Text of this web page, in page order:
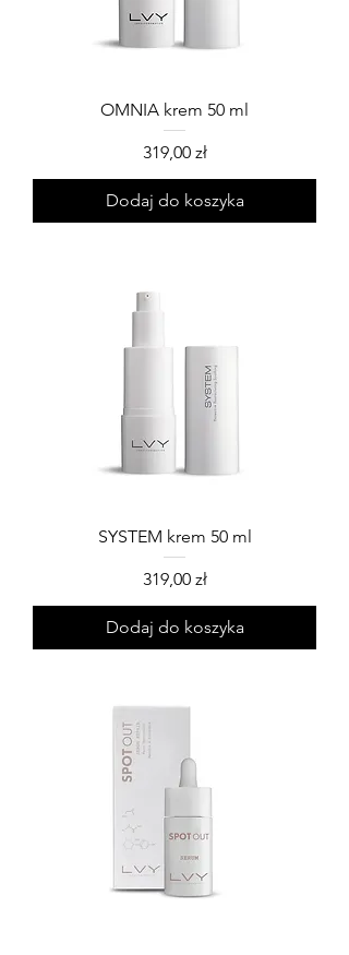
OMNIA krem 50 ml
Cena
319,00 zł
Dodaj do koszyka
SYSTEM krem 50 ml
Cena
319,00 zł
Dodaj do koszyka